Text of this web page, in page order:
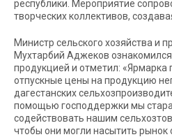
республики. Мероприятие
творческих коллективов,
Министр сельского хозяйства и
Мухтарбий Аджеков
продукцией и отметил: «Ярмарка
отпускные цены на продукцию
дагестанских
помощью господдержки мы
содействовать нашим
чтобы они могли насытить рынок